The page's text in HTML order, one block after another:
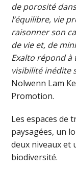
de porosité
l’équilibre, vie
raisonner son
de vie et, de
Exalto répond
visibilité inédite
Nolwenn Lam
Promotion.
Les espaces de
paysagées, un
deux niveaux et
biodiversité.